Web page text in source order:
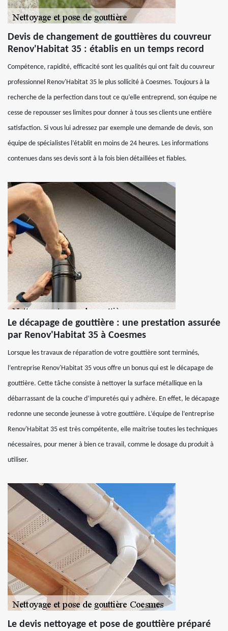
Devis de changement de gouttières du couvreur
Renov'Habitat 35 : établis en un temps record
Compétence, rapidité, efficacité sont les qualités qui ont fait du couvreur
professionnel Renov'Habitat 35 le plus sollicité à Coesmes. Toujours à la
recherche de la perfection dans tout ce qu’elle entreprend, son équipe ne
cesse de repousser ses limites pour donner à tous ses clients une entière
satisfaction. Si vous lui adressez par exemple une demande de devis, son
équipe de spécialistes l’établit en moins de 24 heures. Les informations
contenues dans ses devis sont à la fois bien détaillées et fiables.
Le décapage de gouttière : une prestation assurée
par Renov'Habitat 35 à Coesmes
Lorsque les travaux de réparation de votre gouttière sont terminés,
l’entreprise Renov'Habitat 35 vous offre un bonus qui est le décapage de
gouttière. Cette tâche consiste à nettoyer la surface métallique en la
débarrassant de la couche d’impuretés qui y adhère. En effet, le décapage
redonne une seconde jeunesse à votre gouttière. L’équipe de l’entreprise
Renov'Habitat 35 est très compétente, elle maitrise toutes les techniques
nécessaires, pour mener à bien ce travail, comme le dosage du produit à
utiliser.
Le devis nettoyage et pose de gouttière préparé